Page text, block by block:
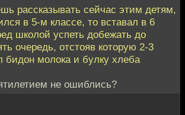
рассказывать сейчас этим детям,
в 5-м классе, то вставал в 6
школой успеть добежать до
очередь, отстояв которую 2-3
бидон молока и булку хлеба
не ошиблись?